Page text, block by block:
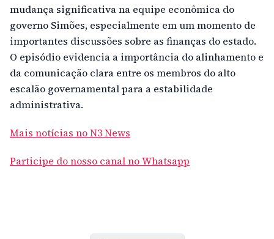
mudança significativa na equipe econômica do
governo Simões, especialmente em um momento de
importantes discussões sobre as finanças do estado.
O episódio evidencia a importância do alinhamento e
da comunicação clara entre os membros do alto
escalão governamental para a estabilidade
administrativa.
Mais notícias no N3 News
Participe do nosso canal no Whatsapp